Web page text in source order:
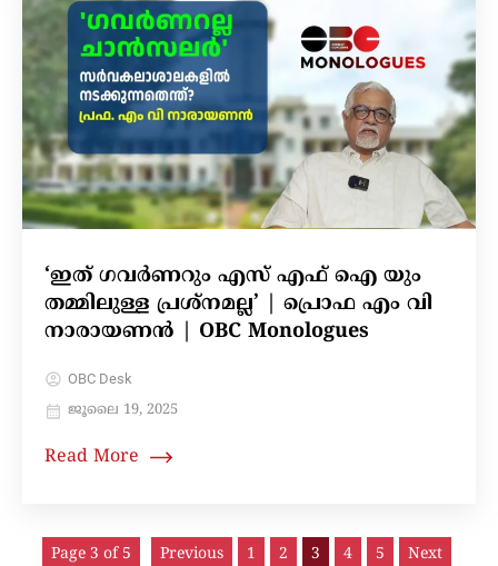
‘ഇത് ഗവർണറും എസ് എഫ് ഐ യും
തമ്മിലുള്ള പ്രശ്നമല്ല’ | പ്രൊഫ എം വി
നാരായണൻ | OBC Monologues
OBC Desk
ജൂലൈ 19, 2025
Read More
Page 3 of 5 Previous 1 2 3 4 5 Next